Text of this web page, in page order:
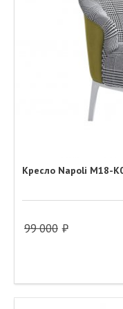
Кресло Napoli M18-
99 000